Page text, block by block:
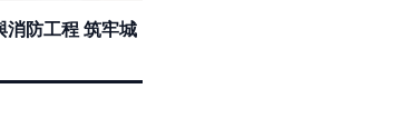
消防工程 筑牢城